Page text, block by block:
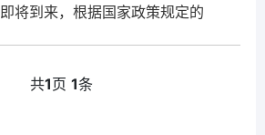
即将到来，根据国家政策规定的
调整，敬请各位客户留意，及早做
共1页 1条